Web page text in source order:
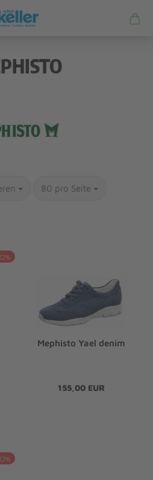
80 pro Seite
Mephisto Yael denim
155,00 EUR